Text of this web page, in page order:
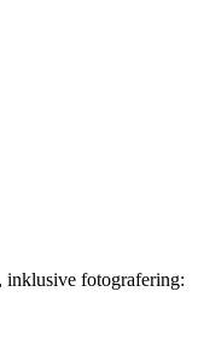
inklusive fotografering: